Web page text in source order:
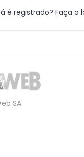
é registrado? Faça o
SA